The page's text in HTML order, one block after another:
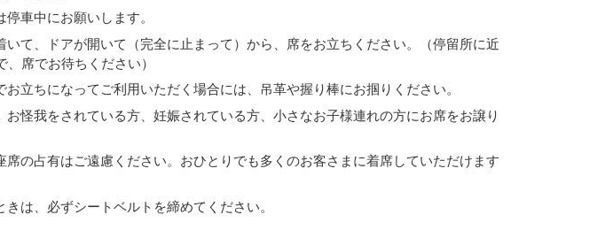
車中にお願いします。
いて、ドアが開いて（完全に止まって）から、席をお立ちください。（停留所に近
席でお待ちください）
立ちになってご利用いただく場合には、吊革や握り棒にお掴りください。
怪我をされている方、妊娠されている方、小さなお子様連れの方にお席をお譲り
席の占有はご遠慮ください。おひとりでも多くのお客さまに着席していただけます
は、必ずシートベルトを締めてください。